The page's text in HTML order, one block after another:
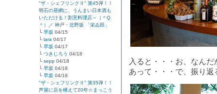
"ザ・シェフリンクⅡ" 第45弾！！
明石の昼網に、うんまい日本酒も
いただける！割烹料理店～（＾Q
＾）／ 神戸・北野坂 「栄ゐ田」
└ 早坂 04/15
└ lara 04/17
└ 早坂 04/17
└ つきじろう 04/18
└ sepp 04/18
└ 早坂 04/18
└ 早坂 04/18
"ザ・シェフリンクⅡ" 第35弾！！
芦屋に店を構えて20年☆まっこう
入ると・・・お、なん
あって・・・で、振り返